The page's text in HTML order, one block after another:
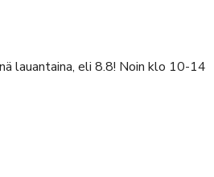
lauantaina, eli 8.8! Noin klo 10-14